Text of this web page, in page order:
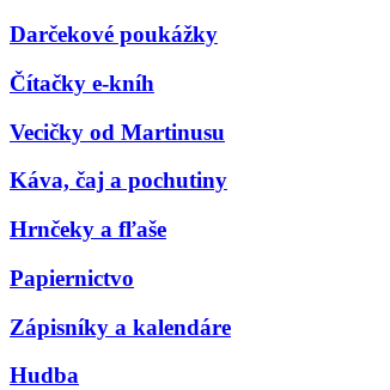
Darčekové poukážky
Čítačky e-kníh
Vecičky od Martinusu
Káva, čaj a pochutiny
Hrnčeky a fľaše
Papiernictvo
Zápisníky a kalendáre
Hudba